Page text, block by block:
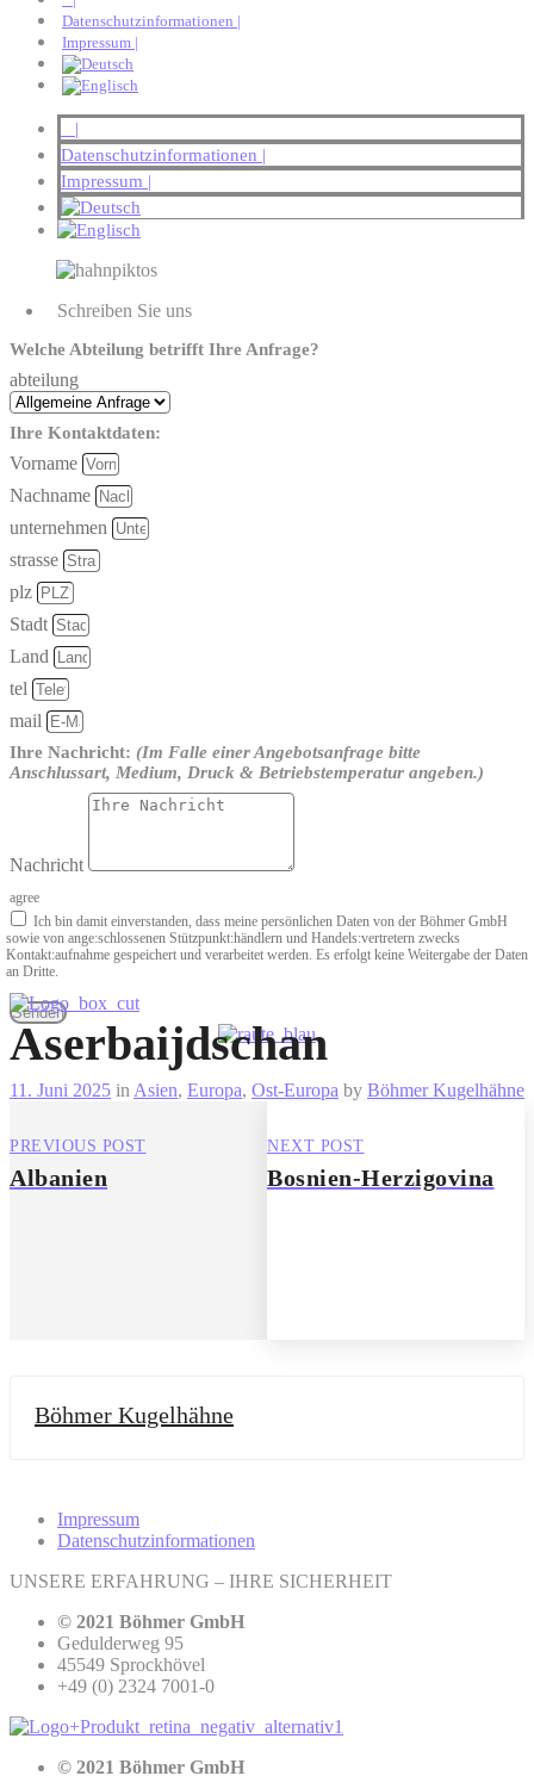
Datenschutzinformationen |
Impressum |
|
Datenschutzinformationen |
Impressum |
Schreiben Sie uns
Welche Abteilung betrifft Ihre Anfrage?
abteilung
Ihre Kontaktdaten:
Vorname
Nachname
unternehmen
strasse
plz
Stadt
Land
tel
mail
Ihre Nachricht: (Im Falle einer Angebotsanfrage bitte
Anschlussart, Medium, Druck & Betriebstemperatur angeben.)
Nachricht
agree
Ich bin damit einverstanden, dass meine persönlichen Daten von der Böhmer GmbH
sowie von ange­:schlossenen Stützpunkt­:händlern und Handels­:vertretern zwecks
Kontakt­:aufnahme gespeichert und verarbeitet werden. Es erfolgt keine Weitergabe der Daten
an Dritte.
Senden
Aserbaijdschan
11. Juni 2025 in Asien, Europa, Ost-Europa by Böhmer Kugelhähne
PREVIOUS POST
Albanien
NEXT POST
Bosnien-Herzigovina
Böhmer Kugelhähne
Impressum
Datenschutzinformationen
UNSERE ERFAHRUNG – IHRE SICHERHEIT
© 2021 Böhmer GmbH
Gedulderweg 95
45549 Sprockhövel
+49 (0) 2324 7001-0
© 2021 Böhmer GmbH